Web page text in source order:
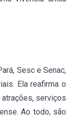
Sesc e Senac,
Ela reafirma o
serviços
Ao todo, são